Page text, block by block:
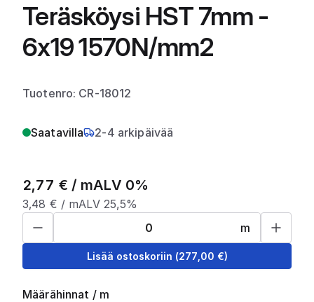
Teräsköysi HST 7mm -
6x19 1570N/mm2
Tuotenro: CR-18012
Saatavilla 2-4 arkipäivää
2,77 € / mALV 0%
3,48 € / mALV 25,5%
m
Lisää ostoskoriin (277,00 €)
Määrähinnat / m